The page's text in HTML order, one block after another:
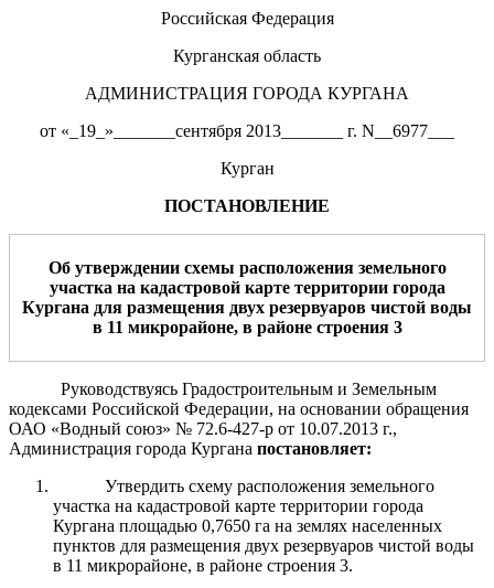
Российская Федерация
Курганская область
АДМИНИСТРАЦИЯ ГОРОДА КУРГАНА
от «_19_»_______сентября 2013_______ г. N__6977___
Курган
ПОСТАНОВЛЕНИЕ
Об утверждении схемы расположения земельного
участка на кадастровой карте территории города
Кургана для размещения двух резервуаров чистой воды
в 11 микрорайоне, в районе строения 3
Руководствуясь Градостроительным и Земельным
кодексами Российской Федерации, на основании обращения
ОАО «Водный союз» № 72.6-427-р от 10.07.2013 г.,
Администрация города Кургана постановляет:
Утвердить схему расположения земельного
участка на кадастровой карте территории города
Кургана площадью 0,7650 га на землях населенных
пунктов для размещения двух резервуаров чистой воды
в 11 микрорайоне, в районе строения 3.